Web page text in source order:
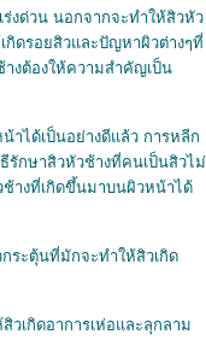
งด่วน นอกจากจะทำให้สิวหัว
ดรอยสิวและปัญหาผิวต่างๆที่
งต้องให้ความสำคัญเป็น
าได้เป็นอย่างดีแล้ว การหลีก
รักษาสิวหัวช้างที่คนเป็นสิวไม่
ช้างที่เกิดขึ้นมาบนผิวหน้าได้
ระตุ้นที่มักจะทำให้สิวเกิด
วเกิดอาการเห่อและลุกลาม